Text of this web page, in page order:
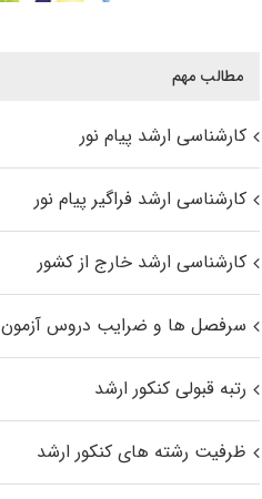
مطالب مهم
کارشناسی ارشد پیام نور
کارشناسی ارشد فراگیر پیام نور
کارشناسی ارشد خارج از کشور
سرفصل ها و ضرایب دروس آزمون
رتبه قبولی کنکور ارشد
ظرفیت رشته های کنکور ارشد